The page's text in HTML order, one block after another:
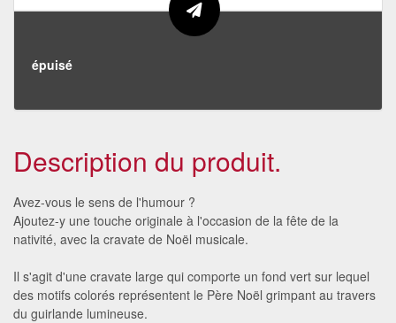
épuisé
Description du produit.
Avez-vous le sens de l'humour ?
Ajoutez-y une touche originale à l'occasion de la fête de la
nativité, avec la cravate de Noël musicale.
Il s'agit d'une cravate large qui comporte un fond vert sur lequel
des motifs colorés représentent le Père Noël grimpant au travers
du guirlande lumineuse.